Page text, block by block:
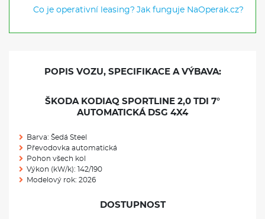
Co je operativní leasing? Jak funguje NaOperak.cz?
POPIS VOZU, SPECIFIKACE A VÝBAVA:
ŠKODA KODIAQ SPORTLINE 2,0 TDI 7°
AUTOMATICKÁ DSG 4X4
Barva: Šedá Steel
Převodovka automatická
Pohon všech kol
Výkon (kW/k): 142/190
Modelový rok: 2026
DOSTUPNOST